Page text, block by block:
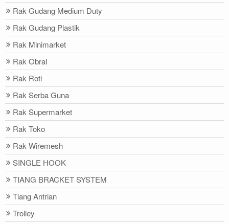
Rak Gudang Medium Duty
Rak Gudang Plastik
Rak Minimarket
Rak Obral
Rak Roti
Rak Serba Guna
Rak Supermarket
Rak Toko
Rak Wiremesh
SINGLE HOOK
TIANG BRACKET SYSTEM
Tiang Antrian
Trolley